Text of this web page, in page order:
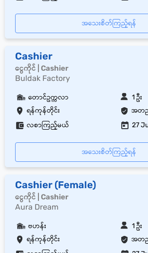
အသေးစိတ်ကြည့်ရန်
Cashier
ငွေကိုင် | Cashier
Buldak Factory
ရန်ကုန်တိုင်း အတည်
တောင်ဥက္ကလာ 1 ဦး
လစာကြည့်မယ် 27
အသေးစိတ်ကြည့်ရန်
Cashier (Female)
ငွေကိုင် | Cashier
Aura Dream
ရန်ကုန်တိုင်း အတည်
ဗဟန်း 1 ဦး